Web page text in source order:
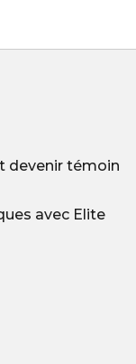
devenir témoin
avec Elite